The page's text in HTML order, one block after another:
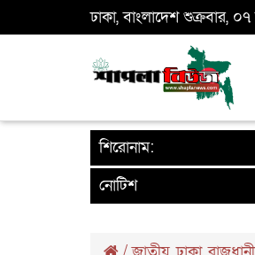
ঢাকা, বাংলাদেশ শুক্রবার,
শিরোনাম:
নোটিশ